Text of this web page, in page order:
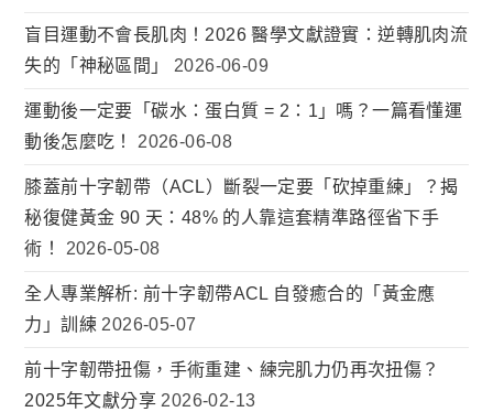
盲目運動不會長肌肉！2026 醫學文獻證實：逆轉肌肉流
失的「神秘區間」
2026-06-09
運動後一定要「碳水：蛋白質 = 2：1」嗎？一篇看懂運
動後怎麼吃！
2026-06-08
膝蓋前十字韌帶（ACL）斷裂一定要「砍掉重練」？揭
秘復健黃金 90 天：48% 的人靠這套精準路徑省下手
術！
2026-05-08
全人專業解析: 前十字韌帶ACL 自發癒合的「黃金應
力」訓練 2026-05-07
前十字韌帶扭傷，手術重建、練完肌力仍再次扭傷？
2025年文獻分享 2026-02-13